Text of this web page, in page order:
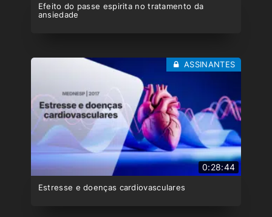
Efeito do passe espirita no tratamento da
ansiedade
0:28:44
Estresse e doenças cardiovasculares
ASSINANTES